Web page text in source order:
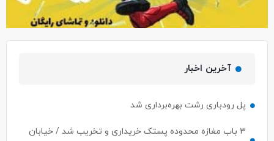
آخرین اخبار
پل رودباری رشت بهره‌برداری شد
۳ باب مغازه محدوده پستک خریداری و تخریب شد / خیابان